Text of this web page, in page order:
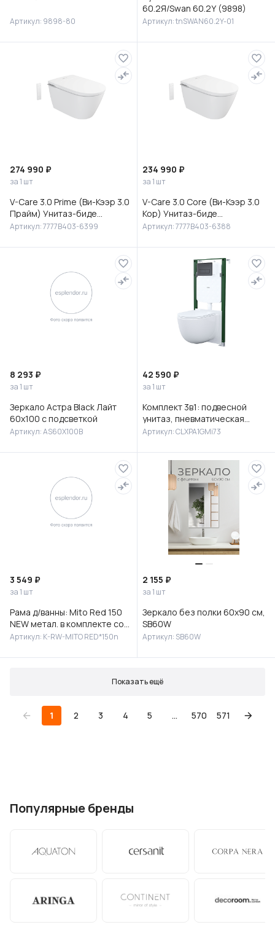
Артикул: 9898-80
60.2Я/Swan 60.2Y (9898)
Артикул: tnSWAN60.2Y-01
274 990 ₽
за 1 шт
V-Care 3.0 Prime (Ви-Кээр 3.0
Прайм) Унитаз-биде
подвесной, 7777B403-6399
Артикул: 7777B403-6399
234 990 ₽
за 1 шт
V-Care 3.0 Core (Ви-Кээр 3.0
Кор) Унитаз-биде
подвесной, 7777B403-6388
Артикул: 7777B403-6388
8 293 ₽
за 1 шт
Зеркало Астра Black Лайт
60х100 с подсветкой
Артикул: AS60X100B
42 590 ₽
за 1 шт
Комплект 3в1: подвесной
унитаз, пневматическая
инсталляция и клавиша
IDD
Артикул: CLXPA1GMi73
3 549 ₽
за 1 шт
Рама д/ванны: Mito Red 150
NEW метал. в комплекте со
сборочным пакетом, Сорт1
Артикул: K-RW-MITO RED*150n
2 155 ₽
за 1 шт
Зеркало без полки 60х90 см,
SB60W
Артикул: SB60W
Показать ещё
1 2 3 4 5 ... 570 571
Популярные бренды